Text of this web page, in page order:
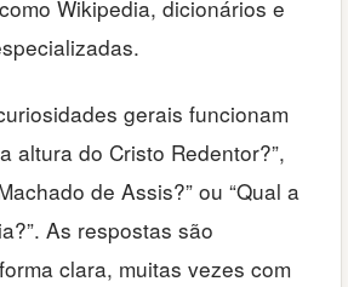
Wikipedia, dicionários e
gerais funcionam
altura do Cristo Redentor?”,
de Assis?” ou “Qual a
As respostas são
clara, muitas vezes com